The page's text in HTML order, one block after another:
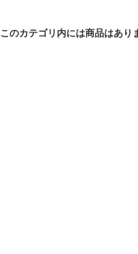
このカテゴリ内には商品はあり